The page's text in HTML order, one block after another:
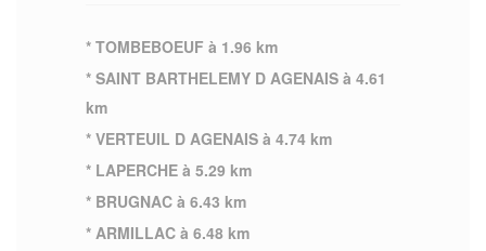
* TOMBEBOEUF à 1.96 km
* SAINT BARTHELEMY D AGENAIS à 4.61
km
* VERTEUIL D AGENAIS à 4.74 km
* LAPERCHE à 5.29 km
* BRUGNAC à 6.43 km
* ARMILLAC à 6.48 km